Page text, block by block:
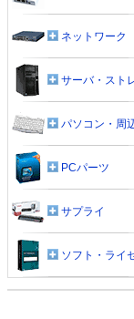
ネットワーク
サーバ・スト
パソコン・周
PCパーツ
サプライ
ソフト・ライ